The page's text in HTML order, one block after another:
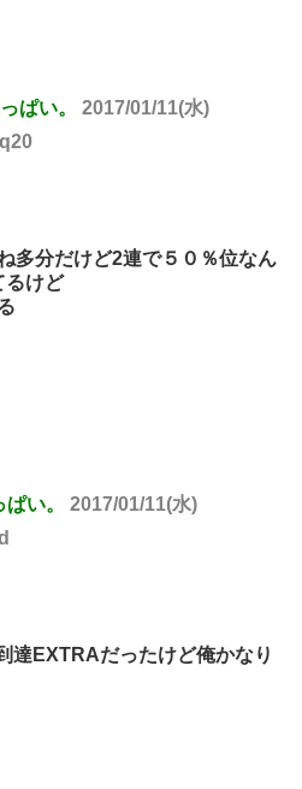
ぱい。
2017/01/11(水)
多分だけど2連で５０％位なん
るけど
い。
2017/01/11(水)
達EXTRAだったけど俺かなり